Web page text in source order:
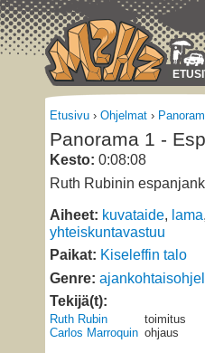
Etusivu › Ohjelmat ›
Panorama 1 -
Kesto: 0:08:08
Ruth Rubinin
Aiheet: kuvataide, lama
yhteiskuntavastuu
Paikat: Kiseleffin talo
Genre:
Tekijä(t):
Ruth Rubin
Carlos Marroquin
toimitus
ohjaus